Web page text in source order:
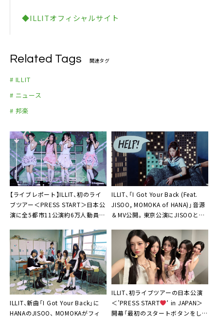
◆ILLITオフィシャルサイト
Related Tags 関連タグ
# ILLIT
# ニュース
# 邦楽
【ライブレポート】ILLIT、初のライ
ブツアー＜PRESS START＞日本公
演に全5都市11公演約6万人動員「I
いて」
ILLIT、「I Got Your Back (Feat.
JISOO, MOMOKA of HANA)」音源
＆MV公開。東京公演にJISOOと
ILLIT、新曲「I Got Your Back」に
HANAのJISOO、 MOMOKAがフィ
ILLIT、初ライブツアーの日本公演
＜’PRESS START︎
’ in JAPAN＞
開幕「最初のスタートボタンをしっ